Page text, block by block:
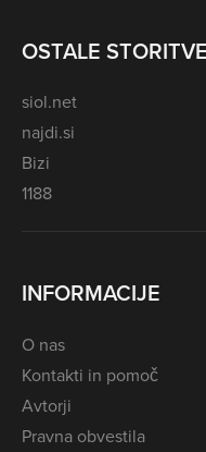
OSTALE STORITVE
siol.net
najdi.si
Bizi
1188
INFORMACIJE
O nas
Kontakti in pomoč
Avtorji
Pravna obvestila